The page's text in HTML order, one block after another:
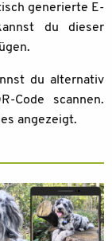
generierte E-
du dieser
du alternativ
Code scannen.
angezeigt.